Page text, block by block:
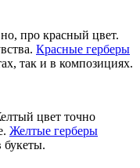
про красный цвет.
Красные герберы
так и в композициях.
цвет точно
Желтые герберы
букеты.